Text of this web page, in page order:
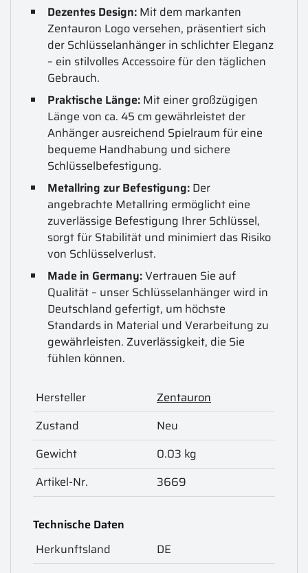
Dezentes Design: Mit dem markanten
Zentauron Logo versehen, präsentiert sich
der Schlüsselanhänger in schlichter Eleganz
– ein stilvolles Accessoire für den täglichen
Gebrauch.
Praktische Länge: Mit einer großzügigen
Länge von ca. 45 cm gewährleistet der
Anhänger ausreichend Spielraum für eine
bequeme Handhabung und sichere
Schlüsselbefestigung.
Metallring zur Befestigung: Der
angebrachte Metallring ermöglicht eine
zuverlässige Befestigung Ihrer Schlüssel,
sorgt für Stabilität und minimiert das Risiko
von Schlüsselverlust.
Made in Germany:Vertrauen Sie auf
Qualität – unser Schlüsselanhänger wird in
Deutschland gefertigt, um höchste
Standards in Material und Verarbeitung zu
gewährleisten. Zuverlässigkeit, die Sie
fühlen können.
Hersteller
Zentauron
Zustand
Neu
Gewicht
0.03 kg
Artikel-Nr.
3669
Technische Daten
Herkunftsland
DE